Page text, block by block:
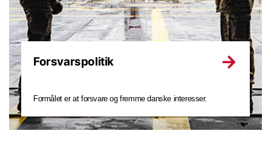
Forsvarspolitik
Formålet er at forsvare og fremme danske interesser.